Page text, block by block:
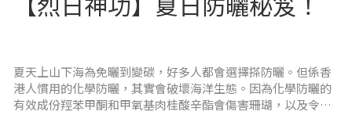
夏天上山下海為免曬到變碳，好多人都會選擇搽防曬。但係香
港人慣用的化學防曬，其實會破壞海洋生態。因為化學防曬的
有效成份羥苯甲酮和甲氧基肉桂酸辛酯會傷害珊瑚，以及令珊